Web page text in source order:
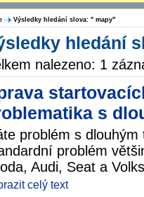
Výsledky hledání slova: " mapy"
hledání
nalezeno: 1
s
problém s
problém
Audi, Seat a
celý text